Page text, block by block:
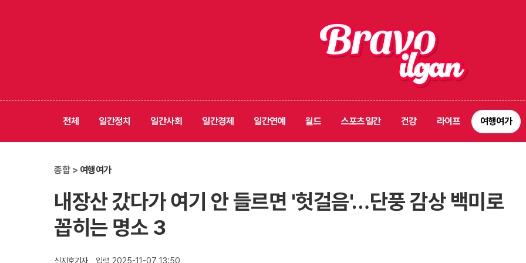
전체 일간정치 일간사회 일간경제 일간연예 월드 스포츠일간 건강 라이프 여행여가
종합 > 여행여가
내장산 갔다가 여기 안 들르면 '헛걸음'…단풍 감상 백미로
꼽히는 명소 3
신지호기자 입력 2025-11-07 13:50